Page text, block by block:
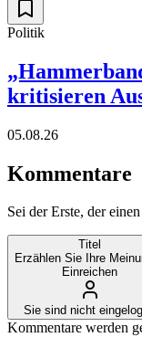
Politik
kritisieren
05.08.26
Kommentare
Sei der Erste, der
Titel
Erzählen Sie Ihre
Einreichen
Sie sind nicht
Kommentare werden